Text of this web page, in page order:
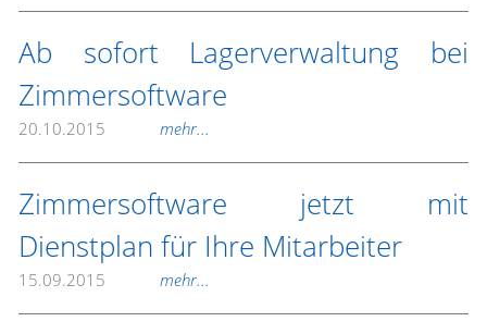
Ab sofort Lagerverwaltung bei
Zimmersoftware
20.10.2015 mehr...
Zimmersoftware jetzt mit
Dienstplan für Ihre Mitarbeiter
15.09.2015 mehr...